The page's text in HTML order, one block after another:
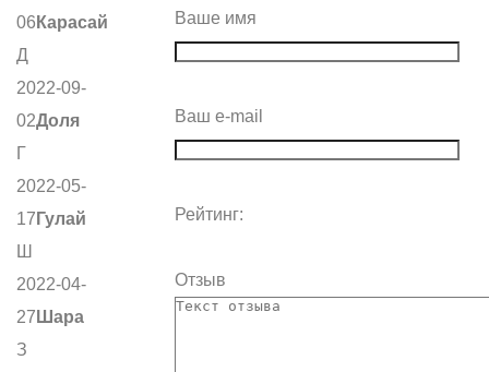
06 Карасай
Д
2022-09-
02Доля
Г
2022-05-
17 Гулай
Ш
2022-04-
27 Шара
З
Ваше имя
Ваш e-mail
Рейтинг:
Отзыв